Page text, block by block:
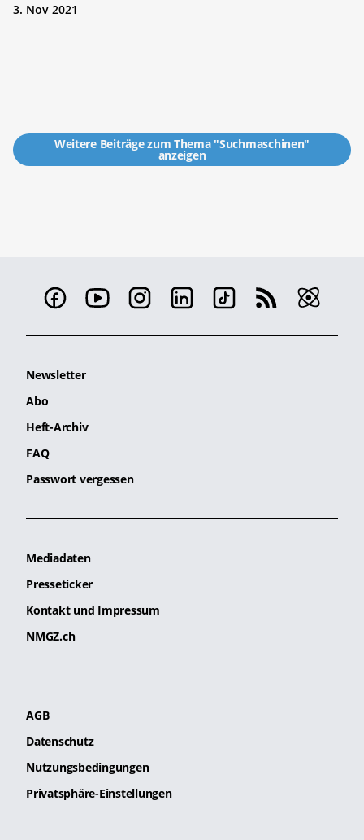
3. Nov 2021
Weitere Beiträge zum Thema "Suchmaschinen"
anzeigen
Newsletter
Abo
Heft-Archiv
FAQ
Passwort vergessen
Mediadaten
Presseticker
Kontakt und Impressum
NMGZ.ch
AGB
Datenschutz
Nutzungsbedingungen
Privatsphäre-Einstellungen